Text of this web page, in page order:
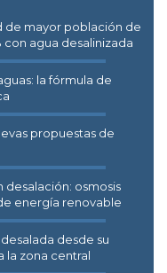
de mayor población de
agua desalinizada
la fórmula de
propuestas de
desalación: osmosis
energía renovable
desde su
la zona central